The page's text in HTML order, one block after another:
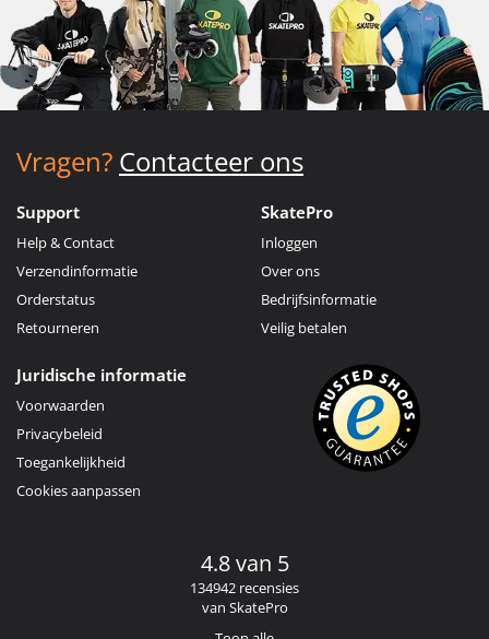
Vragen? Contacteer ons
Support
Help & Contact
Verzendinformatie
Orderstatus
Retourneren
SkatePro
Inloggen
Over ons
Bedrijfsinformatie
Veilig betalen
Juridische informatie
Voorwaarden
Privacybeleid
Toegankelijkheid
Cookies aanpassen
4.8 van 5
134942 recensies
van SkatePro